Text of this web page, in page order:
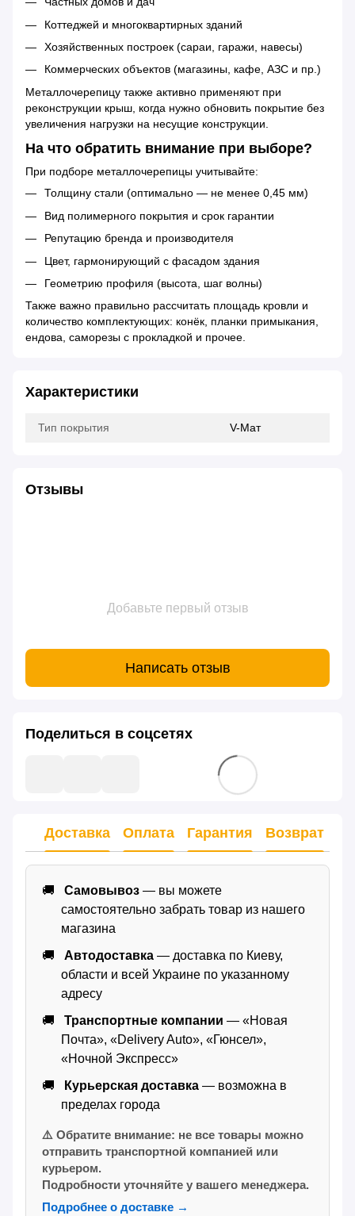
Коттеджей и многоквартирных зданий
Хозяйственных построек (сараи, гаражи, навесы)
Коммерческих объектов (магазины, кафе, АЗС и пр.)
Металлочерепицу также активно применяют при
реконструкции крыш, когда нужно обновить покрытие без
увеличения нагрузки на несущие конструкции.
На что обратить внимание при выборе?
При подборе металлочерепицы учитывайте:
Толщину стали (оптимально — не менее 0,45 мм)
Вид полимерного покрытия и срок гарантии
Репутацию бренда и производителя
Цвет, гармонирующий с фасадом здания
Геометрию профиля (высота, шаг волны)
Также важно правильно рассчитать площадь кровли и
количество комплектующих: конёк, планки примыкания,
ендова, саморезы с прокладкой и прочее.
Характеристики
Тип покрытия V-Мат
Отзывы
Добавьте первый отзыв
Написать отзыв
Поделиться в соцсетях
Доставка Оплата Гарантия Возврат
Самовывоз — вы можете
самостоятельно забрать товар из нашего
магазина
Автодоставка — доставка по Киеву,
области и всей Украине по указанному
адресу
Транспортные компании — «Новая
Почта», «Delivery Auto», «Гюнсел»,
«Ночной Экспресс»
Курьерская доставка — возможна в
пределах города
⚠️ Обратите внимание: не все товары можно
отправить транспортной компанией или
курьером.
Подробности уточняйте у вашего менеджера.
Подробнее о доставке →